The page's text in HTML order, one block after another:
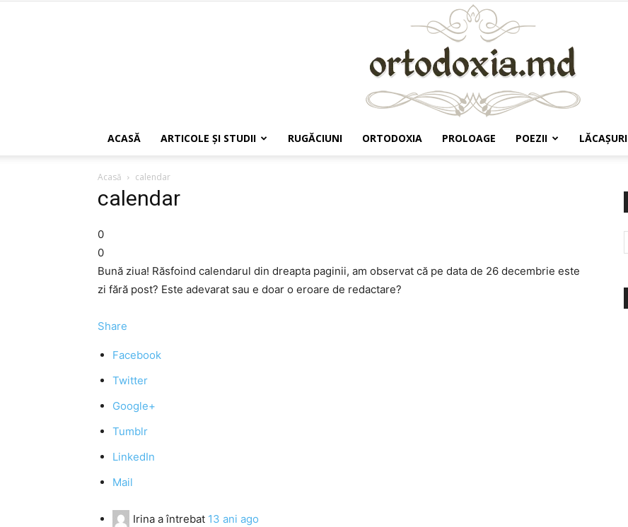
ACASĂ ARTICOLE ŞI STUDII RUGĂCIUNI ORTODOXIA PROLOAGE POEZII LĂCAŞURI
Acasă calendar
calendar
0
0
Bună ziua! Răsfoind calendarul din dreapta paginii, am observat că pe data de 26 decembrie este
zi fără post? Este adevarat sau e doar o eroare de redactare?
Share
Facebook
Twitter
Google+
Tumblr
LinkedIn
Mail
Irina a întrebat 13 ani ago